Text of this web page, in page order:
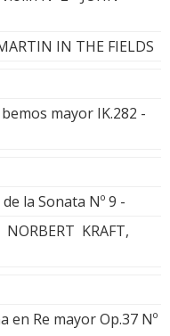
IN THE FIELDS
mayor IK.282 -
la Sonata Nº 9 -
KRAFT,
en Re mayor Op.37 Nº